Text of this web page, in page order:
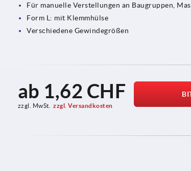
Für manuelle Verstellungen an Baugruppen,
Form L: mit Klemmhülse
Verschiedene Gewindegrößen
ab 1,62 CHF
zzgl. MwSt. zzgl. Versandkosten